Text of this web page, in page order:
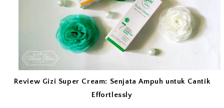
Review Gizi Super Cream: Senjata Ampuh untuk Cantik
Effortlessly